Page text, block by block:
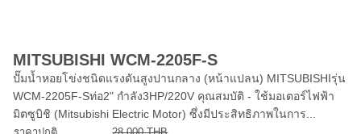
MITSUBISHI WCM-2205F-S
ปั๊มน้ำหอยโข่งชนิดแรงดันสูงปานกลาง (หน้าแปลน) MITSUBISHIรุ่น
WCM-2205F-Sท่อ2" กำลัง3HP/220V คุณสมบัติ - ใช้มอเตอร์ไฟฟ้า
มิตซูบิชิ (Mitsubishi Electric Motor) ซึ่งมีประสิทธิภาพในการ...